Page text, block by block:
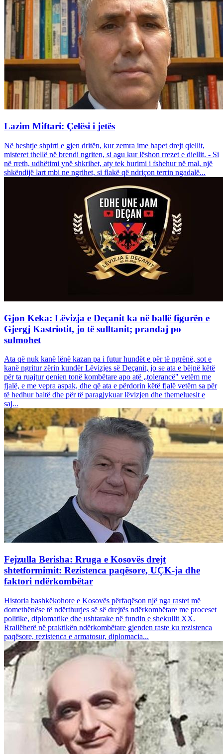
Lazim Miftari: Çelësi i jetës
Në heshtje shpirti e gjen dritën, kur zemra ime hapet drejt qiellit,
misteret thellë në brendi ngriten, si agu kur lëshon rrezet e diellit. - Si
në rreth, udhëtimi ynë shkrihet, aty tek burimi i fshehur në mal, një
shkëndijë lart mbi ne ngrihet, si flakë që ndriçon terrin ngadalë...
Gjon Keka: Lëvizja e Deçanit ka në ballë figurën e
Gjergj Kastriotit, jo të sulltanit; prandaj po
sulmohet
Ata që nuk kanë lënë kazan pa i futur hundët e për të ngrënë, sot e
kanë ngritur zërin kundër Lëvizjes së Deçanit, jo se ata e bëjnë këtë
për ta ruajtur qenien tonë kombëtare apo atë „tolerancë" vetëm me
fjalë, e me vepra aspak, dhe që ata e përdorin këtë fjalë vetëm sa për
të hedhur baltë dhe për të paragjykuar lëvizjen dhe themeluesit e
saj...
Fejzulla Berisha: Rruga e Kosovës drejt
shtetformimit: Rezistenca paqësore, UÇK-ja dhe
faktori ndërkombëtar
Historia bashkëkohore e Kosovës përfaqëson një nga rastet më
domethënëse të ndërthurjes së së drejtës ndërkombëtare me proceset
politike, diplomatike dhe ushtarake në fundin e shekullit XX.
Rrallëherë në praktikën ndërkombëtare gjenden raste ku rezistenca
paqësore, rezistenca e armatosur, diplomacia...